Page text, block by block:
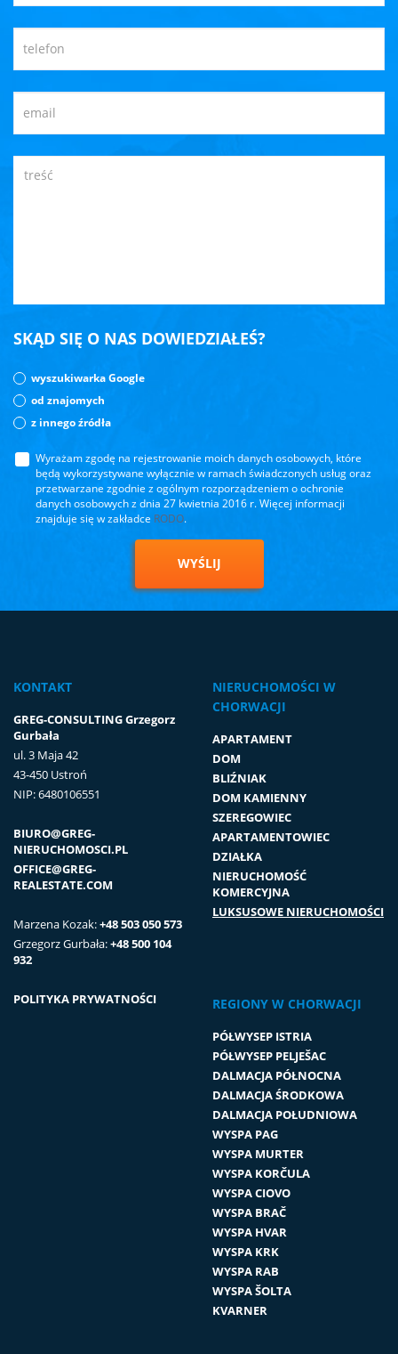
SKĄD SIĘ O NAS DOWIEDZIAŁEŚ?
wyszukiwarka Google
od znajomych
z innego źródła
Wyrażam zgodę na rejestrowanie moich danych osobowych, które
będą wykorzystywane wyłącznie w ramach świadczonych usług oraz
przetwarzane zgodnie z ogólnym rozporządzeniem o ochronie
danych osobowych z dnia 27 kwietnia 2016 r. Więcej informacji
znajduje się w zakładce RODO.
WYŚLIJ
KONTAKT
GREG-CONSULTING Grzegorz
Gurbała
ul. 3 Maja 42
43-450 Ustroń
NIP: 6480106551
BIURO@GREG-
NIERUCHOMOSCI.PL
OFFICE@GREG-
REALESTATE.COM
Marzena Kozak:+48 503 050 573
Grzegorz Gurbała:+48 500 104
932
POLITYKA PRYWATNOŚCI
NIERUCHOMOŚCI W
CHORWACJI
APARTAMENT
DOM
BLIŹNIAK
DOM KAMIENNY
SZEREGOWIEC
APARTAMENTOWIEC
DZIAŁKA
NIERUCHOMOŚĆ
KOMERCYJNA
LUKSUSOWE NIERUCHOMOŚCI
REGIONY W CHORWACJI
PÓŁWYSEP ISTRIA
PÓŁWYSEP PELJEŠAC
DALMACJA PÓŁNOCNA
DALMACJA ŚRODKOWA
DALMACJA POŁUDNIOWA
WYSPA PAG
WYSPA MURTER
WYSPA KORČULA
WYSPA CIOVO
WYSPA BRAČ
WYSPA HVAR
WYSPA KRK
WYSPA RAB
WYSPA ŠOLTA
KVARNER